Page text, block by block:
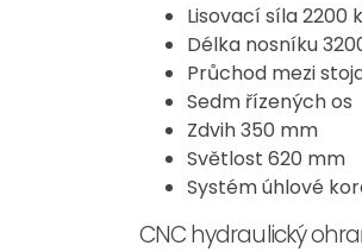
Lisovací síla 2200
Délka nosníku
Průchod mezi
Sedm řízených os
Zdvih 350 mm
Světlost 620 mm
Systém úhlové
CNC hydraulický